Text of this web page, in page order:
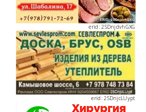
erid: 2SDnjcLUypt